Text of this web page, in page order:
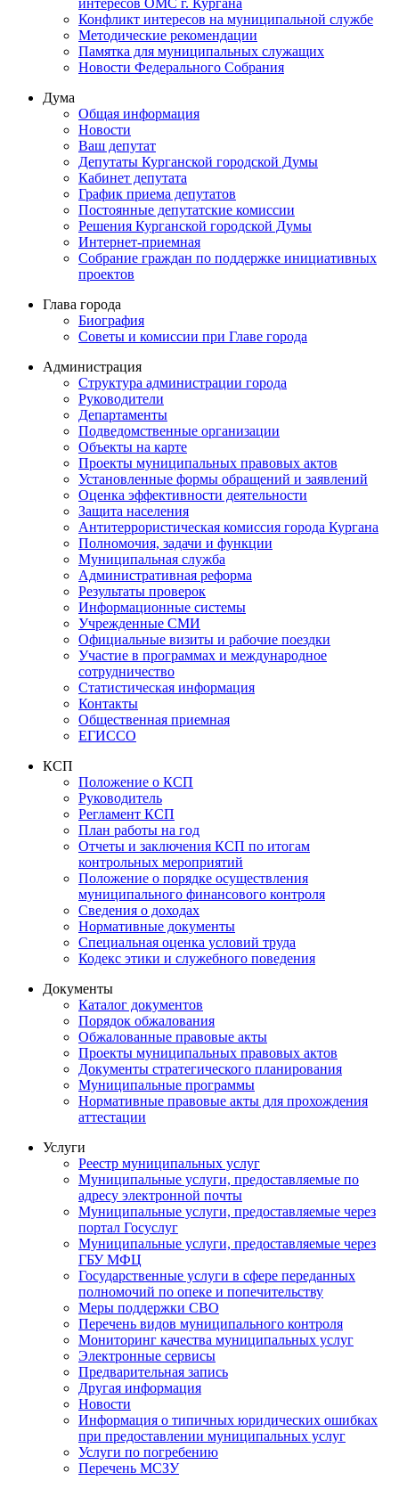
Конфликт интересов на муниципальной службе
Методические рекомендации
Памятка для муниципальных служащих
Новости Федерального Cобрания
Дума
Общая информация
Новости
Ваш депутат
Депутаты Курганской городской Думы
Кабинет депутата
График приема депутатов
Постоянные депутатские комиссии
Решения Курганской городской Думы
Интернет-приемная
Собрание граждан по поддержке инициативных
проектов
Глава города
Биография
Советы и комиссии при Главе города
Администрация
Структура администрации города
Руководители
Департаменты
Подведомственные организации
Объекты на карте
Проекты муниципальных правовых актов
Установленные формы обращений и заявлений
Оценка эффективности деятельности
Защита населения
Антитеррористическая комиссия города Кургана
Полномочия, задачи и функции
Муниципальная служба
Административная реформа
Результаты проверок
Информационные системы
Учрежденные СМИ
Официальные визиты и рабочие поездки
Участие в программах и международное
сотрудничество
Статистическая информация
Контакты
Общественная приемная
ЕГИССО
КСП
Положение о КСП
Руководитель
Регламент КСП
План работы на год
Отчеты и заключения КСП по итогам
контрольных мероприятий
Положение о порядке осуществления
муниципального финансового контроля
Сведения о доходах
Нормативные документы
Специальная оценка условий труда
Кодекс этики и служебного поведения
Документы
Каталог документов
Порядок обжалования
Обжалованные правовые акты
Проекты муниципальных правовых актов
Документы стратегического планирования
Муниципальные программы
Нормативные правовые акты для прохождения
аттестации
Услуги
Реестр муниципальных услуг
Муниципальные услуги, предоставляемые по
адресу электронной почты
Муниципальные услуги, предоставляемые через
портал Госуслуг
Муниципальные услуги, предоставляемые через
ГБУ МФЦ
Государственные услуги в сфере переданных
полномочий по опеке и попечительству
Меры поддержки СВО
Перечень видов муниципального контроля
Мониторинг качества муниципальных услуг
Электронные сервисы
Предварительная запись
Другая информация
Новости
Информация о типичных юридических ошибках
при предоставлении муниципальных услуг
Услуги по погребению
Перечень МСЗУ